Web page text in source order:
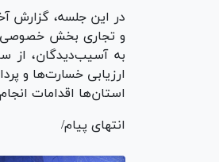
در این جلسه، گزارش
و تجاری بخش خصوصی
به آسیب‌دیدگان، از
ارزیابی خسارت‌ها و
استان‌ها اقدامات
انتهای پیام/